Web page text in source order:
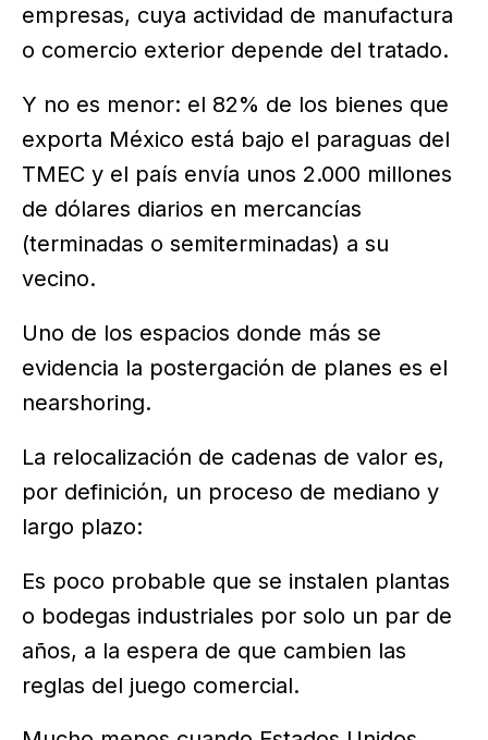
empresas, cuya actividad de manufactura
o comercio exterior depende del tratado.
Y no es menor: el 82% de los bienes que
exporta México está bajo el paraguas del
TMEC y el país envía unos 2.000 millones
de dólares diarios en mercancías
(terminadas o semiterminadas) a su
vecino.
Uno de los espacios donde más se
evidencia la postergación de planes es el
nearshoring.
La relocalización de cadenas de valor es,
por definición, un proceso de mediano y
largo plazo:
Es poco probable que se instalen plantas
o bodegas industriales por solo un par de
años, a la espera de que cambien las
reglas del juego comercial.